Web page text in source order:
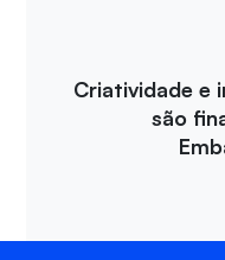
Criatividade e
são